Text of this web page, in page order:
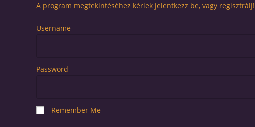
A program megtekintéséhez kérlek jelentkezz be, vagy regisztrálj!
Username
Password
Remember Me